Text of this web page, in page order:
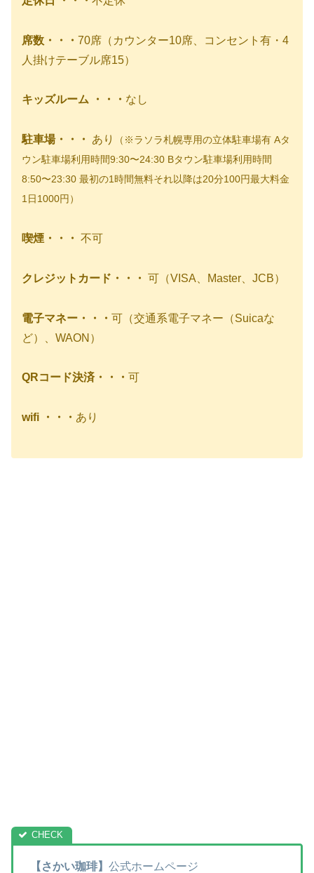
席数・・・ 70席（カウンター10席、コンセント有・4
人掛けテーブル席15）
キッズルーム ・・・ なし
駐車場・・・ あり
（※ラソラ札幌専用の立体駐車場有 Aタ
ウン駐車場利用時間9:30〜24:30 Bタウン駐車場利用時間
8:50〜23:30 最初の1時間無料それ以降は20分100円最大料金
1日1000円）
喫煙・・・ 不可
クレジットカード・・・ 可（VISA、Master、JCB）
電子マネー・・・ 可（交通系電子マネー（Suicaな
ど）、WAON）
QRコード決済・・・ 可
wifi ・・・ あり
【さかい珈琲】 公式ホームページ